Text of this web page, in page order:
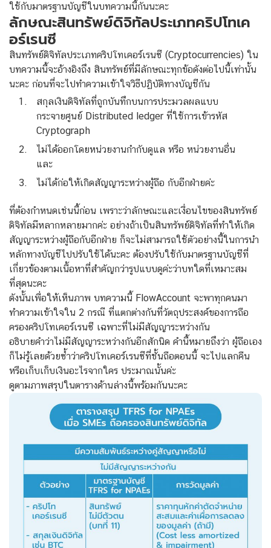
ใช้กับมาตรฐานบัญชีในบทความนี้กันนะคะ
ลักษณะสินทรัพย์ดิจิทัลประเภทคริปโทเค
อร์เรนซี
สินทรัพย์ดิจิทัลประเภทคริปโทเคอร์เรนซี (Cryptocurrencies) ใน
บทความนี้จะอ้างอิงถึง สินทรัพย์ที่มีลักษณะทุกข้อดังต่อไปนี้เท่านั้น
นะคะ ก่อนที่จะไปทำความเข้าใจวิธีปฏิบัติทางบัญชีกัน
สกุลเงินดิจิทัลที่ถูกบันทึกบนการประมวลผลแบบ
กระจายศูนย์ Distributed ledger ที่ใช้การเข้ารหัส
Cryptograph
ไม่ได้ออกโดยหน่วยงานกำกับดูแล หรือ หน่วยงานอื่น
และ
ไม่ได้ก่อให้เกิดสัญญาระหว่างผู้ถือ กับอีกฝ่ายค่ะ
ที่ต้องกำหนดเช่นนี้ก่อน เพราะว่าลักษณะและเงื่อนไขของสินทรัพย์
ดิจิทัลมีหลากหลายมากค่ะ อย่างถ้าเป็นสินทรัพย์ดิจิทัลที่ทำให้เกิด
สัญญาระหว่างผู้ถือกับอีกฝ่าย ก็จะไม่สามารถใช้ตัวอย่างนี้ในการนำ
หลักทางบัญชีไปปรับใช้ได้นะคะ ต้องปรับใช้กับมาตรฐานบัญชีที่
เกี่ยวข้องตามเนื้อหาที่สำคัญกว่ารูปแบบดูค่ะว่าบทใดที่เหมาะสม
ที่สุดนะคะ
ดังนั้นเพื่อให้เห็นภาพ บทความนี้ FlowAccount จะพาทุกคนมา
ทำความเข้าใจใน 2 กรณี ที่แตกต่างกันที่วัตถุประสงค์ของการถือ
ครองคริปโทเคอร์เรนซี เฉพาะที่ไม่มีสัญญาระหว่างกัน
อธิบายคำว่าไม่มีสัญญาระหว่างกันอีกสักนิด คำนี้หมายถึงว่า ผู้ถือเอง
ก็ไม่รู้เลยด้วยซ้ำว่าคริปโทเคอร์เรนซีที่ชั้นถือตอนนี้ จะไปแลกคืน
หรือเก็บเก็บเงินอะไรจากใคร ประมาณนั้นค่ะ
ดูตามภาพสรุปในตารางด้านล่างนี้พร้อมกันนะคะ